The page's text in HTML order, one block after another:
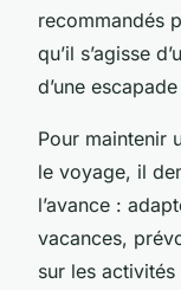
recommandés
qu’il s’agisse
d’une
Pour maintenir
le voyage, il
l’avance :
vacances,
sur les